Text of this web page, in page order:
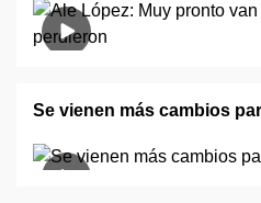
Se vienen más cambios